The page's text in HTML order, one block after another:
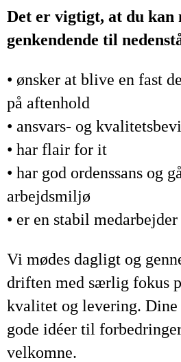
Det er vigtigt, at du kan
genkendende til
• ønsker at blive en fast
på aftenhold
• ansvars- og
• har flair for it
• har god ordenssans og
arbejdsmiljø
• er en stabil medarbejder
Vi mødes dagligt og
driften med særlig fokus
kvalitet og levering. Dine
gode idéer til
velkomne.